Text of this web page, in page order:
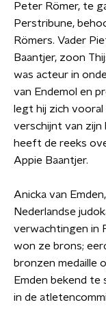
Peter Römer, te
Perstribune,
Römers. Vader
Baantjer, zoon
was acteur in
van Endemol en
legt hij zich
verschijnt van zijn
heeft de reeks
Appie Baantjer.
Anicka van
Nederlandse
verwachtingen in
won ze brons;
bronzen medaille
Emden bekend
in de